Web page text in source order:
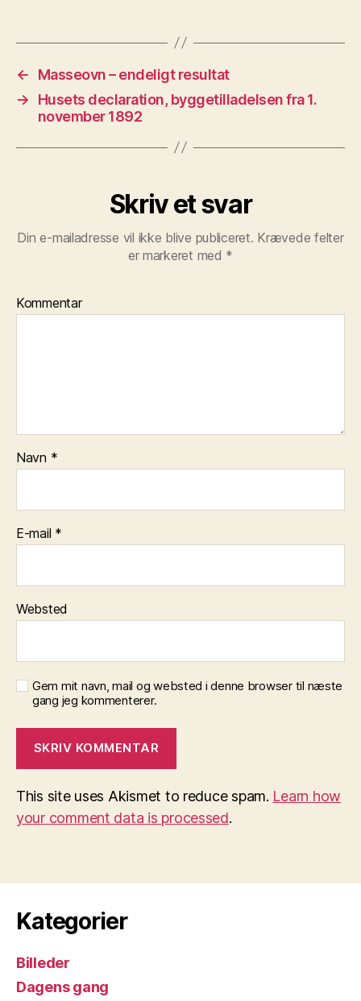
←
Masseovn – endeligt resultat
→
Husets declaration, byggetilladelsen fra 1.
november 1892
Skriv et svar
Din e-mailadresse vil ikke blive publiceret. Krævede felter
er markeret med *
Kommentar
Navn *
E-mail *
Websted
Gem mit navn, mail og websted i denne browser til næste
gang jeg kommenterer.
This site uses Akismet to reduce spam. Learn how
your comment data is processed.
Kategorier
Billeder
Dagens gang